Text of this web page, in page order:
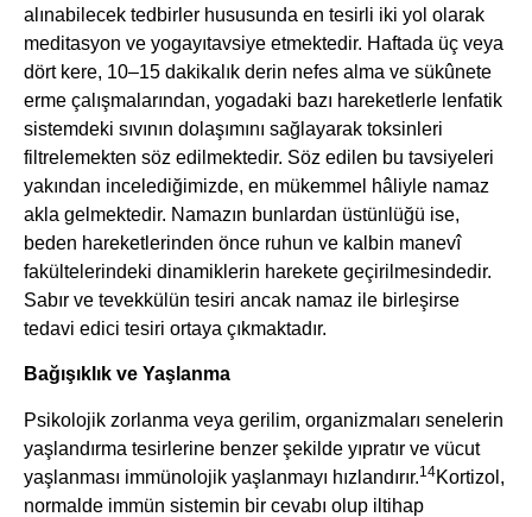
alınabilecek tedbirler hususunda en tesirli iki yol olarak
meditasyon ve yogayıtavsiye etmektedir. Haftada üç veya
dört kere, 10–15 dakikalık derin nefes alma ve sükûnete
erme çalışmalarından, yogadaki bazı hareketlerle lenfatik
sistemdeki sıvının dolaşımını sağlayarak toksinleri
filtrelemekten söz edilmektedir. Söz edilen bu tavsiyeleri
yakından incelediğimizde, en mükemmel hâliyle namaz
akla gelmektedir. Namazın bunlardan üstünlüğü ise,
beden hareketlerinden önce ruhun ve kalbin manevî
fakültelerindeki dinamiklerin harekete geçirilmesindedir.
Sabır ve tevekkülün tesiri ancak namaz ile birleşirse
tedavi edici tesiri ortaya çıkmaktadır.
Bağışıklık ve Yaşlanma
Psikolojik zorlanma veya gerilim, organizmaları senelerin
yaşlandırma tesirlerine benzer şekilde yıpratır ve vücut
yaşlanması immünolojik yaşlanmayı hızlandırır.14Kortizol,
normalde immün sistemin bir cevabı olup iltihap